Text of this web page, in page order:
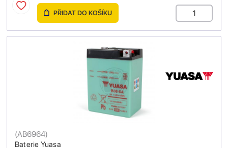
PŘIDAT DO KOŠÍKU
Baterie Yuasa
(AB6964)